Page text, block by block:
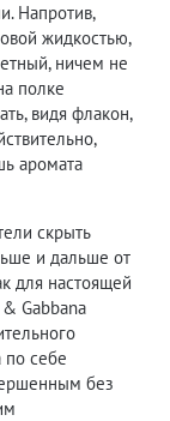
Напротив,
жидкостью,
ничем не
полке
видя флакон,
аромата
скрыть
и дальше от
для настоящей
Gabbana
по себе
без